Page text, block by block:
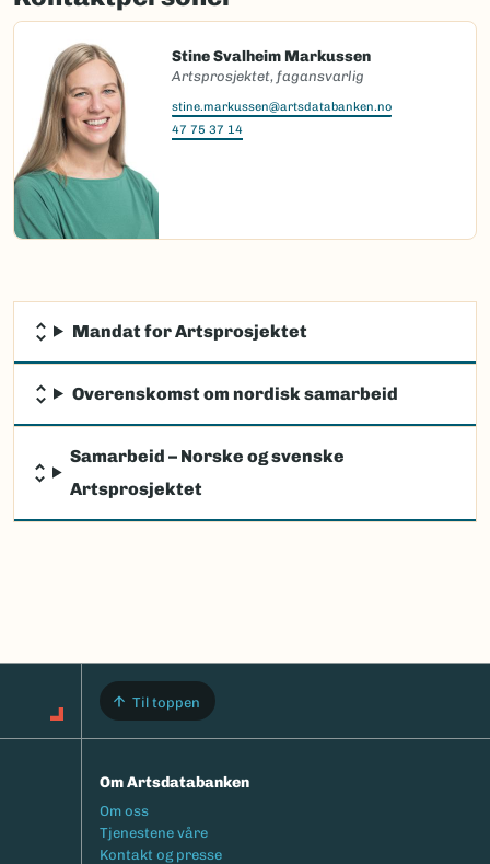
Stine Svalheim Markussen
Artsprosjektet, fagansvarlig
stine.markussen@artsdatabanken.no
47 75 37 14
Mandat for Artsprosjektet
Overenskomst om nordisk samarbeid
Samarbeid – Norske og svenske
Artsprosjektet
Til toppen
Om Artsdatabanken
Footermeny
Om oss
Tjenestene våre
Kontakt og presse